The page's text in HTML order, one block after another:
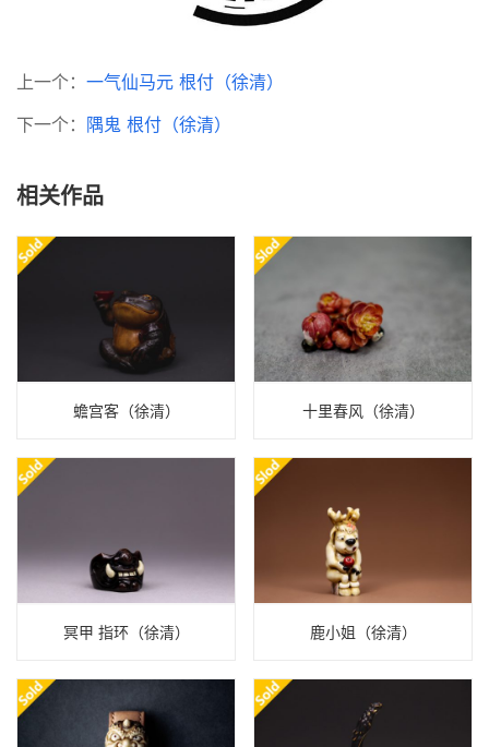
上一个： 一气仙马元 根付（徐清）
下一个： 隅鬼 根付（徐清）
相关作品
蟾宫客（徐清） 十里春风（徐清）
冥甲 指环（徐清） 鹿小姐（徐清）